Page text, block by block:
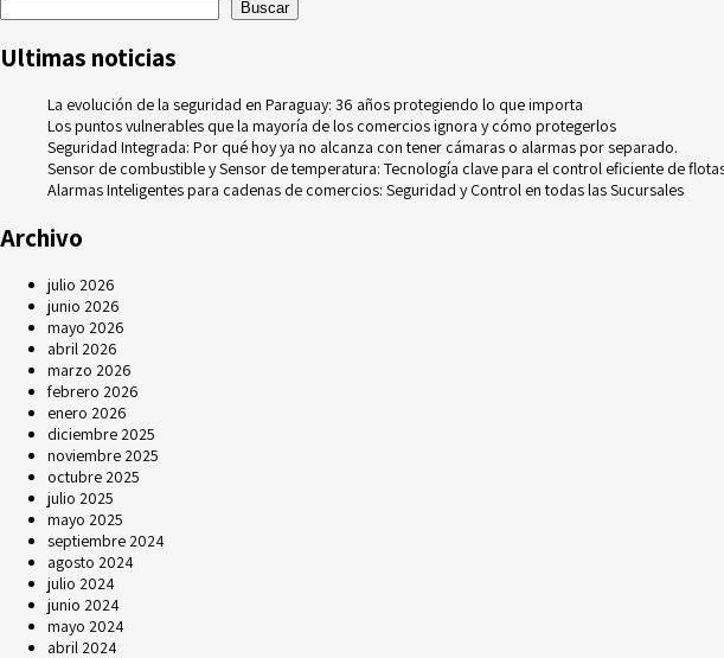
Buscar
Ultimas noticias
La evolución de la seguridad en Paraguay: 36 años protegiendo lo que importa
Los puntos vulnerables que la mayoría de los comercios ignora y cómo protegerlos
Seguridad Integrada: Por qué hoy ya no alcanza con tener cámaras o alarmas por separado.
Sensor de combustible y Sensor de temperatura: Tecnología clave para el control eficiente de
Alarmas Inteligentes para cadenas de comercios: Seguridad y Control en todas las Sucursales
Archivo
julio 2026
junio 2026
mayo 2026
abril 2026
marzo 2026
febrero 2026
enero 2026
diciembre 2025
noviembre 2025
octubre 2025
julio 2025
mayo 2025
septiembre 2024
agosto 2024
julio 2024
junio 2024
mayo 2024
abril 2024